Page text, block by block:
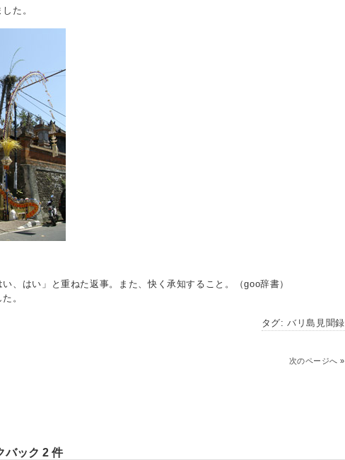
た。
、はい」と重ねた返事。また、快く承知すること。（goo辞書）
。
タグ:バリ島見聞録
次のページへ »
バック 2 件